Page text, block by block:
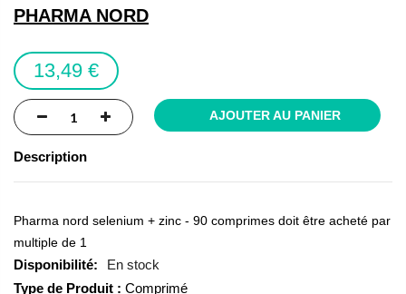
of
images
gallery
PHARMA NORD
13,49 €
AJOUTER AU PANIER
Description
Pharma nord selenium + zinc - 90 comprimes doit être acheté par
multiple de 1
En stock
Type de Produit : Comprimé